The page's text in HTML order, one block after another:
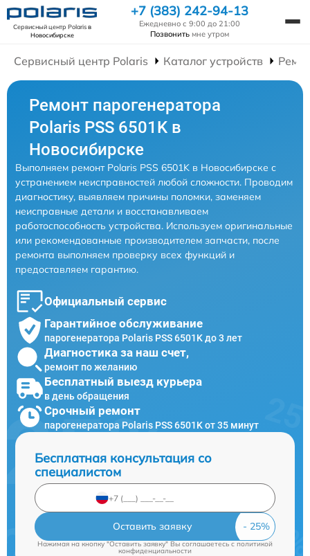
Сервисный центр Polarisв
Новосибирске
+7 (383) 242-94-13
Ежедневно с 9:00 до 21:00
Позвонить мне утром
Сервисный центр Polaris Каталог устройств
Ремонт парогенератора
Polaris PSS 6501K в
Новосибирске
Выполняем ремонт Polaris PSS 6501K в Новосибирске с
устранением неисправностей любой сложности. Проводим
диагностику, выявляем причины поломки, заменяем
неисправные детали и восстанавливаем
работоспособность устройства. Используем оригинальные
или рекомендованные производителем запчасти, после
ремонта выполняем проверку всех функций и
предоставляем гарантию.
Официальный сервис
Гарантийное обслуживание
парогенератора Polaris PSS 6501K до 3 лет
Диагностика за наш счет,
ремонт по желанию
Бесплатный выезд курьера
в день обращения
Срочный ремонт
парогенератора Polaris PSS 6501K от 35 минут
Бесплатная консультация со
специалистом
Оставить заявку
Нажимая на кнопку "Оставить заявку" Вы соглашаетесь cполитикой
конфиденциальности